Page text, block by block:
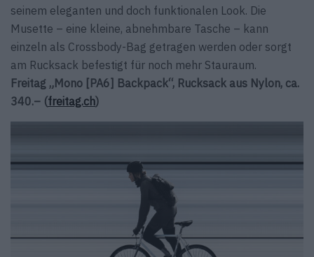
seinem eleganten und doch funktionalen Look. Die
Musette – eine kleine, abnehmbare Tasche – kann
einzeln als Crossbody-Bag getragen werden oder sorgt
am Rucksack befestigt für noch mehr Stauraum.
Freitag „Mono [PA6] Backpack“, Rucksack aus Nylon, ca.
340.– (freitag.ch)